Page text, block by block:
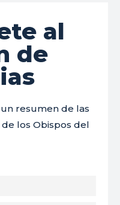
al
de
resumen de las
los Obispos del